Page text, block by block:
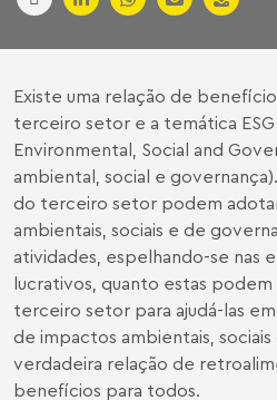
Existe uma relação de
terceiro setor e a temática
Environmental, Social and
ambiental, social e
do terceiro setor podem
ambientais, sociais e de
atividades, espelhando-se nas
lucrativos, quanto estas
terceiro setor para ajudá-las
de impactos ambientais,
verdadeira relação de
benefícios para todos.